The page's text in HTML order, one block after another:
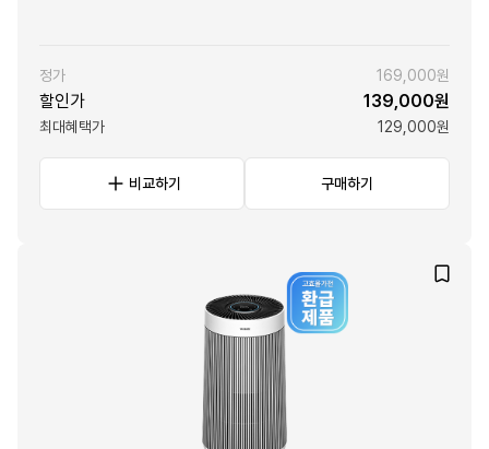
정가 169,000원
할인가 139,000원
최대혜택가 129,000원
비교하기 구매하기